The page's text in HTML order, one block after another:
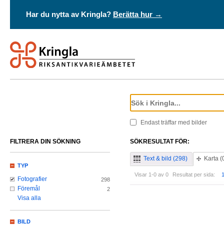
Har du nytta av Kringla? Berätta hur →
Endast träffar med bilder
SÖKRESULTAT FÖR:
Text & bild (298) Karta
Visar 1-0 av 0 Resultat per sida:
FILTRERA DIN SÖKNING
TYP
Fotografier 298
Föremål 2
Visa alla
BILD